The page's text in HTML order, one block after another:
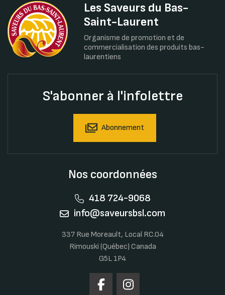
Les Saveurs du Bas-
Saint-Laurent
Organisme de promotion et de
commercialisation des produits bas-
laurentiens
S'abonner à l'infolettre
Abonnement
Nos coordonnées
418 724-9068
info@saveursbsl.com
337 Rue Moreault, Local RC.04
Rimouski (Québec) Canada
G5L 1P4